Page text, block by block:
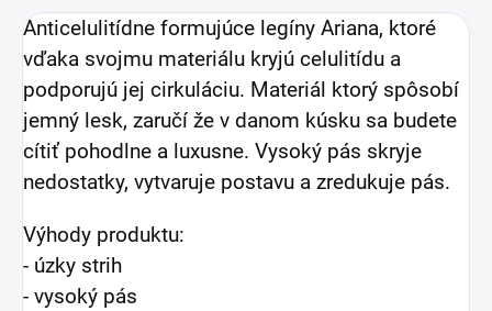
Anticelulitídne formujúce legíny Ariana, ktoré
vďaka svojmu materiálu kryjú celulitídu a
podporujú jej cirkuláciu. Materiál ktorý spôsobí
jemný lesk, zaručí že v danom kúsku sa budete
cítiť pohodlne a luxusne. Vysoký pás skryje
nedostatky, vytvaruje postavu a zredukuje pás.
Výhody produktu:
- úzky strih
- vysoký pás